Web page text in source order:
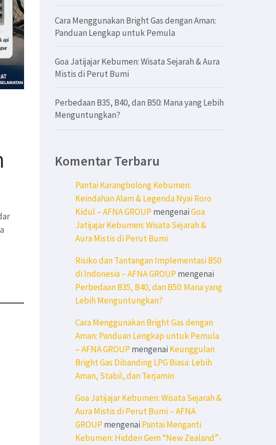
Cara Menggunakan Bright Gas dengan Aman:
Panduan Lengkap untuk Pemula
Goa Jatijajar Kebumen: Wisata Sejarah & Aura
Mistis di Perut Bumi
Perbedaan B35, B40, dan B50: Mana yang Lebih
Menguntungkan?
Komentar Terbaru
Pantai Karangbolong Kebumen:
Keindahan Alam & Legenda Nyai Roro
Kidul – AFNA GROUPmengenaiGoa
Jatijajar Kebumen: Wisata Sejarah &
Aura Mistis di Perut Bumi
Risiko dan Tantangan Implementasi B50
di Indonesia – AFNA GROUPmengenai
Perbedaan B35, B40, dan B50: Mana yang
Lebih Menguntungkan?
Cara Menggunakan Bright Gas dengan
Aman: Panduan Lengkap untuk Pemula
– AFNA GROUPmengenai Keunggulan
Bright Gas Dibanding LPG Biasa: Lebih
Aman, Stabil, dan Terjamin
Goa Jatijajar Kebumen: Wisata Sejarah &
Aura Mistis di Perut Bumi – AFNA
GROUPmengenai Pantai Menganti
Kebumen: Hidden Gem “New Zealand”-